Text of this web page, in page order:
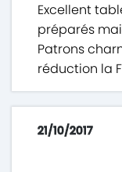
Excellent
préparés
Patrons
réduction la
21/10/2017